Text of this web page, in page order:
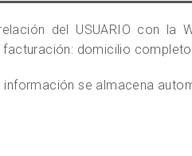
del USUARIO con
domicilio
se almacena